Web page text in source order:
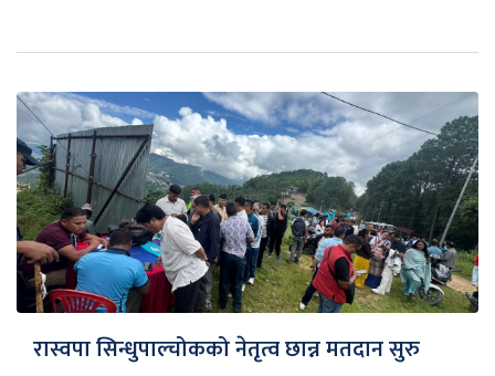
रास्वपा सिन्धुपाल्चोकको नेतृत्व छान्न मतदान सुरु